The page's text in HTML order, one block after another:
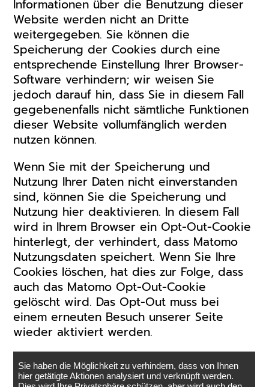
Informationen über die Benutzung dieser
Website werden nicht an Dritte
weitergegeben. Sie können die
Speicherung der Cookies durch eine
entsprechende Einstellung Ihrer Browser-
Software verhindern; wir weisen Sie
jedoch darauf hin, dass Sie in diesem Fall
gegebenenfalls nicht sämtliche Funktionen
dieser Website vollumfänglich werden
nutzen können.
Wenn Sie mit der Speicherung und
Nutzung Ihrer Daten nicht einverstanden
sind, können Sie die Speicherung und
Nutzung hier deaktivieren. In diesem Fall
wird in Ihrem Browser ein Opt-Out-Cookie
hinterlegt, der verhindert, dass Matomo
Nutzungsdaten speichert. Wenn Sie Ihre
Cookies löschen, hat dies zur Folge, dass
auch das Matomo Opt-Out-Cookie
gelöscht wird. Das Opt-Out muss bei
einem erneuten Besuch unserer Seite
wieder aktiviert werden.